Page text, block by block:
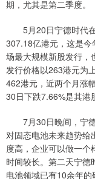
期，尤其是第二季度。
5月20日宁德时代在
307.18亿港元，这是
场最大规模新股发行，
发行价格以263港元为
462港元，近两个月涨
30日下跌7.66%是其港
7月30日晚间，宁德
对固态电池未来趋势
度高，企业可以做一
时间较长。第二天宁
电池领域已有10余年